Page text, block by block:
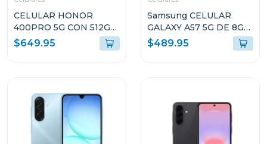
CELULAR HONOR
400PRO 5G CON 512GB
DE ALMACENAMIENTO
Y 12GB DE RAM GRIS
$649.95
Samsung CELULAR
GALAXY A57 5G DE 8GB
RAM Y 256GB
ALMACENAMIENTO
$489.95